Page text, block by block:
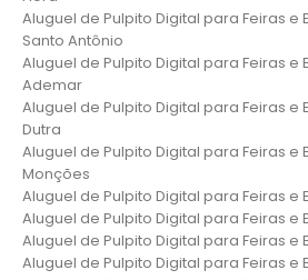
Aluguel de Pulpito Digital para Feiras e
Santo Antônio
Aluguel de Pulpito Digital para Feiras e
Ademar
Aluguel de Pulpito Digital para Feiras e
Dutra
Aluguel de Pulpito Digital para Feiras e
Monções
Aluguel de Pulpito Digital para Feiras e
Aluguel de Pulpito Digital para Feiras e
Aluguel de Pulpito Digital para Feiras e
Aluguel de Pulpito Digital para Feiras e